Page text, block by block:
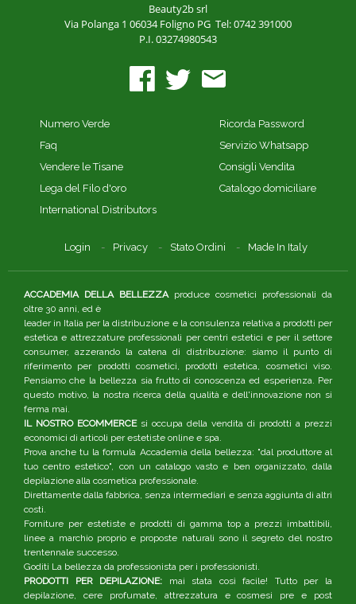
Beauty2b srl
Via Polanga 1 06034 Foligno PG Tel: 0742 391000
P.I. 03274980543
Numero Verde
Faq
Vendere le Tisane
Lega del Filo d'oro
International Distributors
Ricorda Password
Servizio Whatsapp
Consigli Vendita
Catalogo domiciliare
Login Privacy Stato Ordini Made In Italy
ACCADEMIA DELLA BELLEZZAproduce cosmetici professionali da
oltre 30 anni, ed è
leader in Italia per la distribuzione e la consulenza relativa a prodotti per
estetica e attrezzature professionali per centri estetici e per il settore
consumer, azzerando la catena di distribuzione: siamo il punto di
riferimento per prodotti cosmetici, prodotti estetica, cosmetici viso.
Pensiamo che la bellezza sia frutto di conoscenza ed esperienza. Per
questo motivo, la nostra ricerca della qualità e dell'innovazione non si
ferma mai.
IL NOSTRO ECOMMERCEsi occupa della vendita di prodotti a prezzi
economici di articoli per estetiste online e spa.
Prova anche tu la formula Accademia della bellezza: "dal produttore al
tuo centro estetico", con un catalogo vasto e ben organizzato, dalla
depilazione alla cosmetica professionale.
Direttamente dalla fabbrica, senza intermediari e senza aggiunta di altri
costi.
Forniture per estetiste e prodotti di gamma top a prezzi imbattibili,
linee a marchio proprio e proposte naturali sono il segreto del nostro
trentennale successo.
Goditi La bellezza da professionista per i professionisti.
PRODOTTI PER DEPILAZIONE: mai stata così facile! Tutto per la
depilazione, cere profumate, attrezzatura e cosmesi pre e post